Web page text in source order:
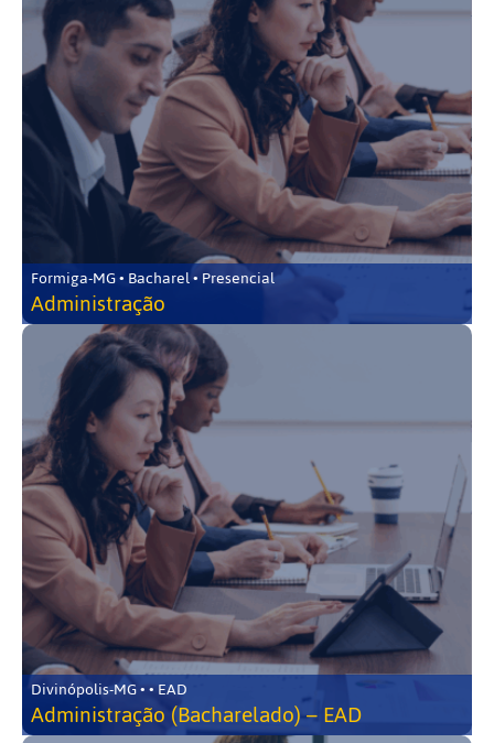
Formiga-MG • Bacharel • Presencial
Administração
Divinópolis-MG • • EAD
Administração (Bacharelado) – EAD